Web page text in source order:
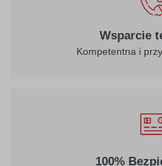
Wsparcie
Kompetentna i
100%